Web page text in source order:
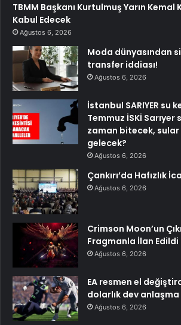
TBMM Başkanı Kurtulmuş Yarın Kemal
Kabul Edecek
Ağustos 6, 2026
Moda dünyasından
transfer iddiası!
Ağustos 6, 2026
İstanbul SARIYER su
Temmuz İSKİ Sarıyer
zaman bitecek, sular
gelecek?
Ağustos 6, 2026
Çankırı’da Hafızlık
Ağustos 6, 2026
Crimson Moon’un
Fragmanla İlan Edildi
Ağustos 6, 2026
EA resmen el
dolarlık dev
Ağustos 6, 2026